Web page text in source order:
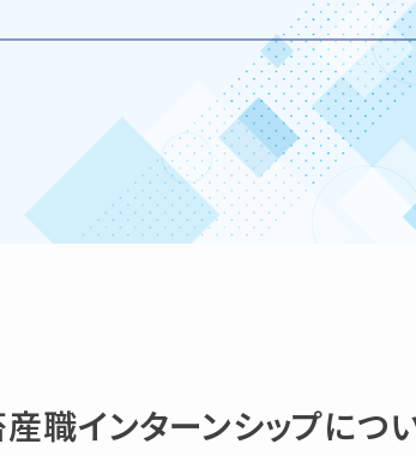
職インターンシップにつ